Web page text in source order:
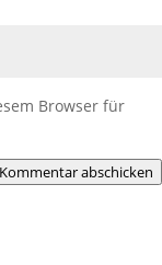
Browser für
Kommentar abschicken